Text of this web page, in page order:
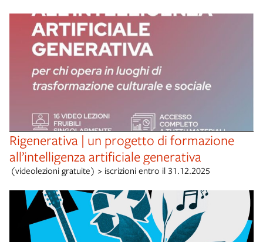
Rigenerativa | un progetto di formazione
all’intelligenza artificiale generativa
(videolezioni gratuite) > iscrizioni entro il 31.12.2025